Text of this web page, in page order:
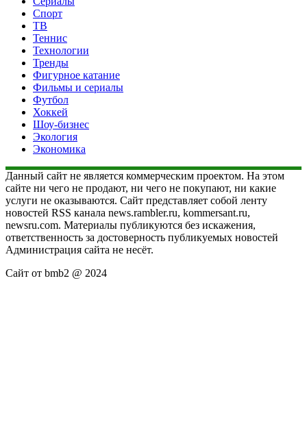
Спорт
ТВ
Теннис
Технологии
Тренды
Фигурное катание
Фильмы и сериалы
Футбол
Хоккей
Шоу-бизнес
Экология
Экономика
Данный сайт не является коммерческим проектом. На этом
сайте ни чего не продают, ни чего не покупают, ни какие
услуги не оказываются. Сайт представляет собой ленту
новостей RSS канала news.rambler.ru, kommersant.ru,
newsru.com. Материалы публикуются без искажения,
ответственность за достоверность публикуемых новостей
Администрация сайта не несёт.
Сайт от bmb2 @ 2024